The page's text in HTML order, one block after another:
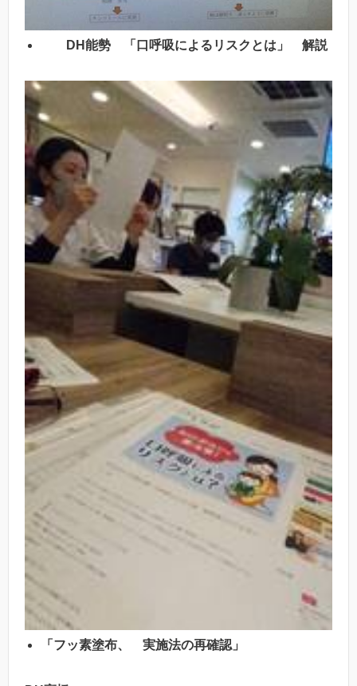
DH能勢 「口呼吸によるリスクとは」 解説
「フッ素塗布、 実施法の再確認」